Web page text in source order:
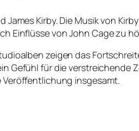
Kirby. Die Musik von
Einflüsse von John Cage zu
zeigen das
Gefühl für die verstreichende
Veröffentlichung insgesamt.